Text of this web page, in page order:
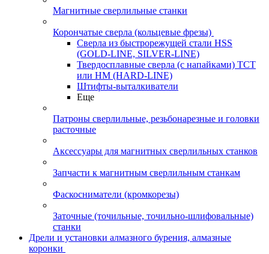
Магнитные сверлильные станки
Корончатые сверла (кольцевые фрезы)
Сверла из быстрорежущей стали HSS
(GOLD-LINE, SILVER-LINE)
Твердосплавные сверла (с напайками) ТСТ
или HM (HARD-LINE)
Штифты-выталкиватели
Еще
Патроны сверлильные, резьбонарезные и головки
расточные
Аксессуары для магнитных сверлильных станков
Запчасти к магнитным сверлильным станкам
Фаскосниматели (кромкорезы)
Заточные (точильные, точильно-шлифовальные)
станки
Дрели и установки алмазного бурения, алмазные
коронки